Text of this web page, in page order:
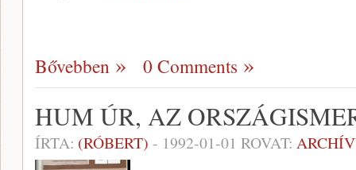
Bővebben 0 Comments
HUM ÚR, AZ
ÍRTA: (RÓBERT) - 1992-01-01 ROVAT: